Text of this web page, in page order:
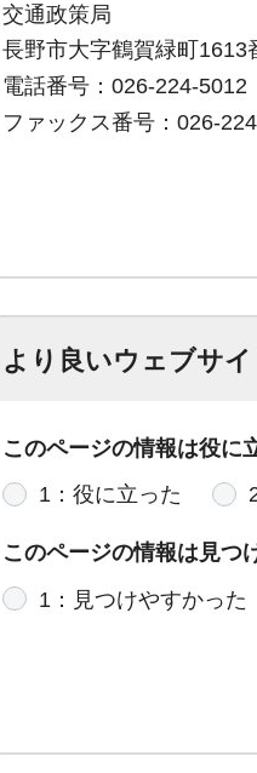
交通政策局
長野市大字鶴賀緑町
電話番号：026-224-5012
ファックス番号：026-
より良いウェブサ
このページの情報は役に
1：役に立った
このページの情報は見つ
1：見つけやすかった